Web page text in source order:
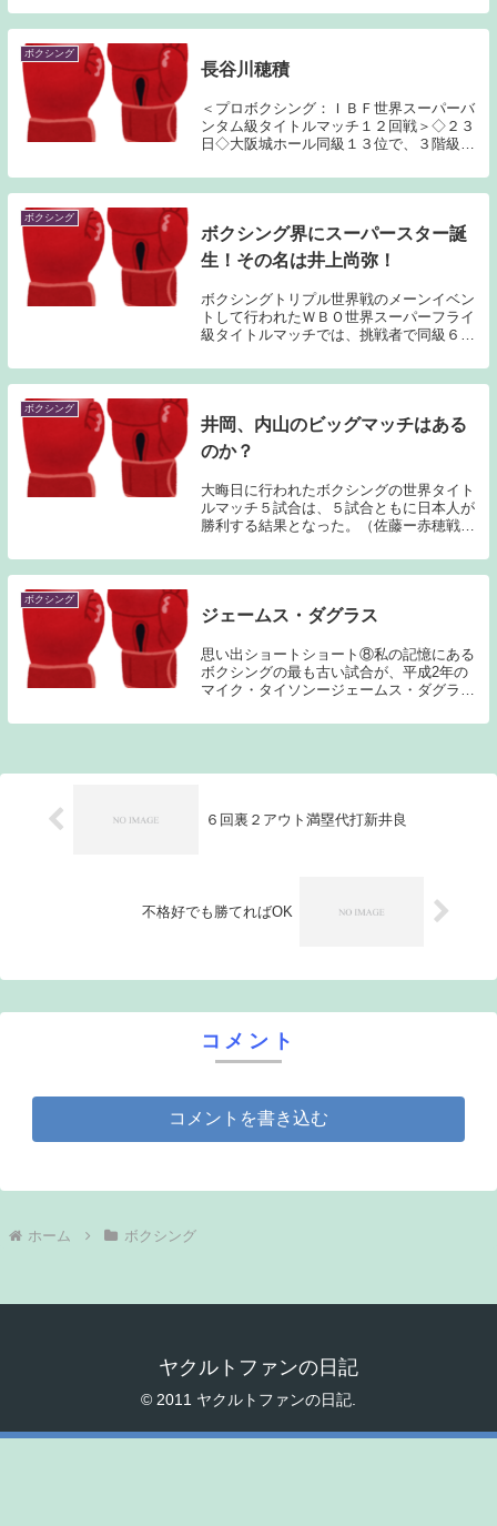
スポーツ引用）ここ数試合の山中のボクシ
ングの内容と挑戦者ネリのパワーと勢いを
ボクシング
長谷川穂積
＜プロボクシング：ＩＢＦ世界スーパーバ
ンタム級タイトルマッチ１２回戦＞◇２３
日◇大阪城ホール同級１３位で、３階級制
座獲得に失敗した。約３年ぶりの世界戦だ
ったが、７回に同級王者キコ・マルティネ
ボクシング
ボクシング界にスーパースター誕
生！その名は井上尚弥！
ボクシングトリプル世界戦のメーンイベン
トして行われたＷＢＯ世界スーパーフライ
級タイトルマッチでは、挑戦者で同級６位
３分１秒ＫＯで王者のオマール・ナルバエ
ス（３９）＝アルゼンチン＝を破り、世界
ボクシング
井岡、内山のビッグマッチはある
のか？
大晦日に行われたボクシングの世界タイト
ルマッチ５試合は、５試合ともに日本人が
勝利する結果となった。（佐藤ー赤穂戦は
ることが出来ていないため多くを語ること
は出来ないのだが、内山、井岡、佐藤に関
ボクシング
ジェームス・ダグラス
思い出ショートショート⑧私の記憶にある
ボクシングの最も古い試合が、平成2年の
マイク・タイソンージェームス・ダグラス
級世界タイトルマッチである。先日カー
６回裏２アウト満塁代打新井良
不格好でも勝てればOK
コメント
コメントを書き込む
ホーム ボクシング
ヤクルトファンの日記
© 2011 ヤクルトファンの日記.